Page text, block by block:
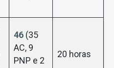
46 (35
AC, 9
PNP e 2
20 horas